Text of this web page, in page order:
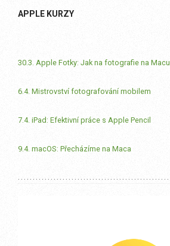
APPLE KURZY
30.3. Apple Fotky: Jak na fotografie na Macu
6.4. Mistrovství fotografování mobilem
7.4. iPad: Efektivní práce s Apple Pencil
9.4. macOS: Přecházíme na Maca